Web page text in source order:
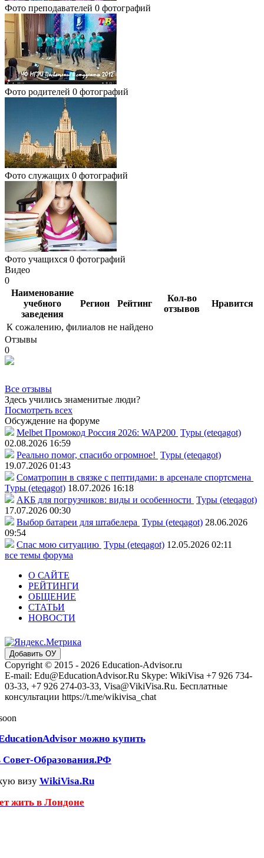
Фото преподавателей 0 фотографий
Фото родителей 0 фотографий
Фото служащих 0 фотографий
Фото учащихся 0 фотографий
Видео
0
Наименование
учебного
заведения
Регион Рейтинг
Кол-во
отзывов
Нравится
К сожалению, филиалов не найдено
Отзывы
0
Все отзывы
Здесь учились знаменитые люди?
Посмотреть всех
Обсуждение на форуме
Melbet Промокод Россия 2026: WAP200 Туры (eteqagot)
02.08.2026 16:59
Реально помог, спасибо огромное! Туры (eteqagot)
19.07.2026 01:43
Соматропин в связке с пептидами: в арсенале спортсмена
Туры (eteqagot) 18.07.2026 16:18
АКБ для погрузчиков: виды и особенности Туры (eteqagot)
17.07.2026 00:30
Выбор батареи для штабелера Туры (eteqagot) 28.06.2026
09:54
Спас мою ситуацию Туры (eteqagot) 12.05.2026 02:11
все темы форума
О САЙТЕ
РЕЙТИНГИ
ОБЩЕНИЕ
СТАТЬИ
НОВОСТИ
Добавить ОУ
Copyright © 2015 - 2026 Education-Advisor.ru
E-mail: Edu@EducationAdvisor.Ru Skype: WikiVisa +7 926 734-
03-33, +7 926 274-03-33, Visa@VikiVisa.Ru. Бесплатные
консультации https://t.me/wikivisa_chat
можно купить
Совет-Образования.РФ
визу WikiVisa.Ru
жить в Лондоне